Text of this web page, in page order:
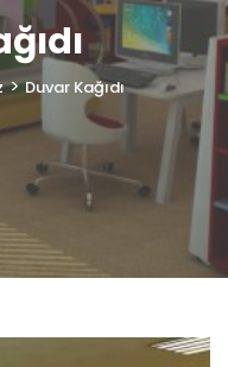
Duvar Kağıdı